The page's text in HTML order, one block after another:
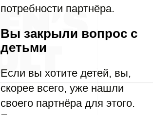
потребности партнёра.
Вы закрыли вопрос с
детьми
Если вы хотите детей, вы,
скорее всего, уже нашли
своего партнёра для этого.